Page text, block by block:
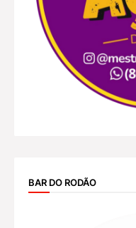
BAR DO RODÃO